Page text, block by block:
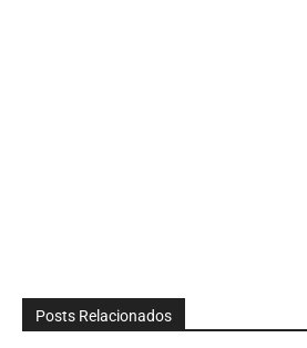
Posts Relacionados